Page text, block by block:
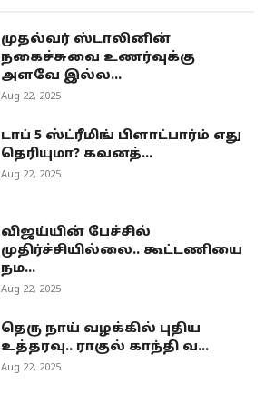
முதல்வர் ஸ்டாலினின்
நகைச்சுவை உணர்வுக்கு
அளவே இல்ல...
Aug 22, 2025
டாப் 5 ஸ்ட்ரீமிங் பிளாட்பார்ம் எது
தெரியுமா? கவனத்...
Aug 22, 2025
விஜய்யின் பேச்சில்
முதிர்ச்சியில்லை.. கூட்டணியை
நம...
Aug 22, 2025
தெரு நாய் வழக்கில் புதிய
உத்தரவு.. ராகுல் காந்தி வ...
Aug 22, 2025